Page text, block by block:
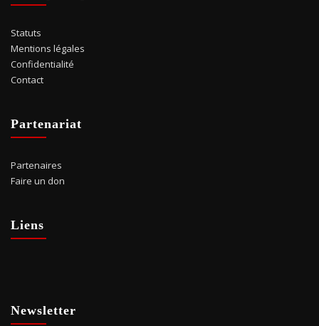
Statuts
Mentions légales
Confidentialité
Contact
Partenariat
Partenaires
Faire un don
Liens
Newsletter